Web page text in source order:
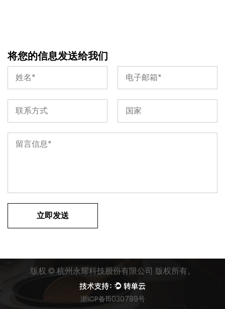
将您的信息发送给我们
版权 © 杭州永耀科技股份有限公司 版权所有。
浙ICP备15030789号